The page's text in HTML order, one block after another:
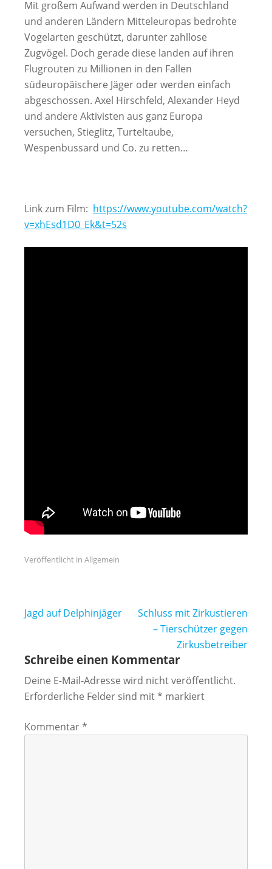
Mit großem Aufwand werden in Deutschland
und anderen Ländern Mitteleuropas bedrohte
Vogelarten geschützt, darunter zahllose
Zugvögel. Doch gerade diese landen auf ihren
Flugrouten zu Millionen in den Fallen
südeuropäischere Jäger oder werden einfach
abgeschossen. Axel Hirschfeld, Alexander Heyd
und andere Aktivisten aus ganz Europa
versuchen, Stieglitz, Turteltaube,
Wespenbussard und Co. zu retten…
Link zum Film: https://www.youtube.com/watch?
v=xhEsd1D0_Ek&t=52s
Veröffentlicht in Allgemein
Beitragsnavigation
Jagd auf Delphinjäger
Schluss mit Zirkustieren
– Tierschützer gegen
Zirkusbetreiber
Schreibe einen Kommentar
Deine E-Mail-Adresse wird nicht veröffentlicht.
Erforderliche Felder sind mit* markiert
Kommentar*